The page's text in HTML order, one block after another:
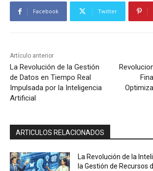
Facebook Twitter
Artículo anterior
La Revolución de la Gestión
de Datos en Tiempo Real
Impulsada por la Inteligencia
Artificial
ARTICULOS RELACIONADOS
La Revolución de la
la Gestión de Recursos